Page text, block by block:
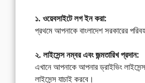
১. ওয়েবসাইটে লগ ইন করা:
প্রথমে আপনাকে বাংলাদেশ সরকারের
২. লাইসেন্স নম্বর এবং জন্মতারিখ প্রদান:
এখানে আপনাকে আপনার ড্রাইভিং
লাইসেন্স যাচাই করবে।